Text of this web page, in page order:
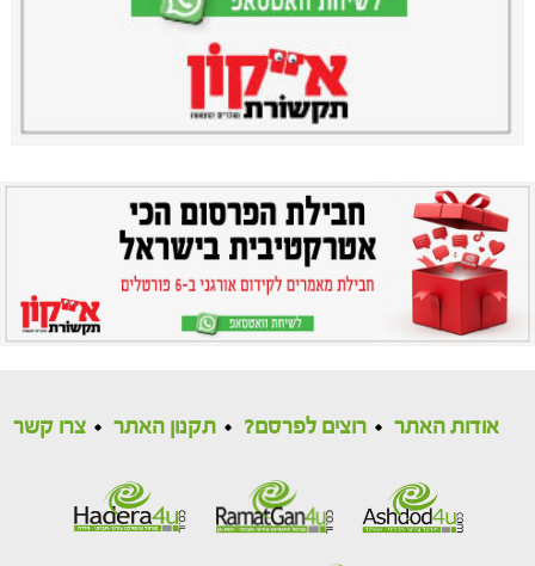
אודות האתר רוצים לפרסם? תקנון האתר צרו קשר